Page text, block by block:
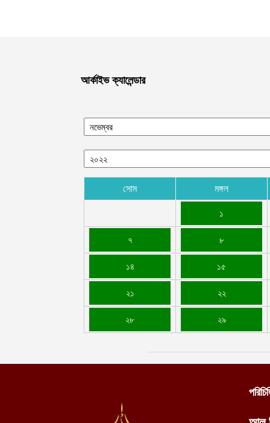
আর্কাইভ ক্যালেন্ডার
সোম মঙ্গল
১
৭ ৮
১৪ ১৫
২১ ২২
২৮ ২৯